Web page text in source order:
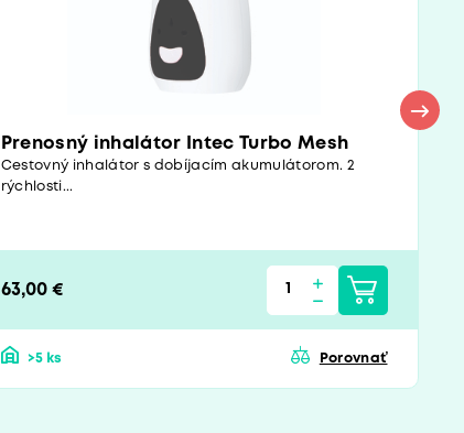
Prenosný inhalátor Intec Turbo Mesh
Cestovný inhalátor s dobíjacím akumulátorom. 2
rýchlosti...
63,00 €
>5 ks Porovnať